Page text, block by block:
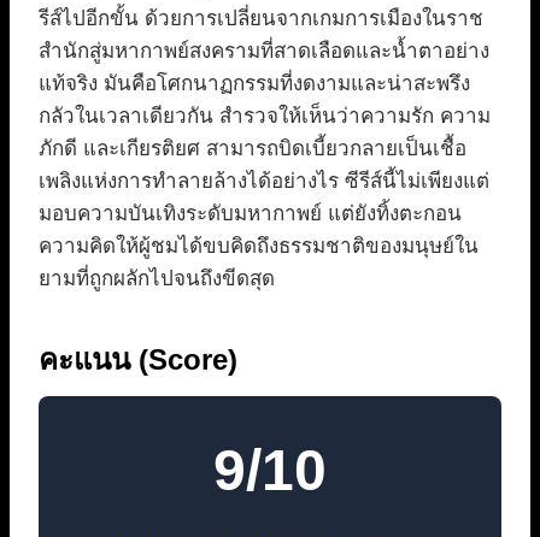
รีส์ไปอีกขั้น ด้วยการเปลี่ยนจากเกมการเมืองในราช
สำนักสู่มหากาพย์สงครามที่สาดเลือดและน้ำตาอย่าง
แท้จริง มันคือโศกนาฏกรรมที่งดงามและน่าสะพรึง
กลัวในเวลาเดียวกัน สำรวจให้เห็นว่าความรัก ความ
ภักดี และเกียรติยศ สามารถบิดเบี้ยวกลายเป็นเชื้อ
เพลิงแห่งการทำลายล้างได้อย่างไร ซีรีส์นี้ไม่เพียงแต่
มอบความบันเทิงระดับมหากาพย์ แต่ยังทิ้งตะกอน
ความคิดให้ผู้ชมได้ขบคิดถึงธรรมชาติของมนุษย์ใน
ยามที่ถูกผลักไปจนถึงขีดสุด
คะแนน (Score)
9/10